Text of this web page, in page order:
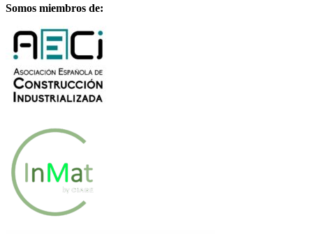
Somos miembros de: